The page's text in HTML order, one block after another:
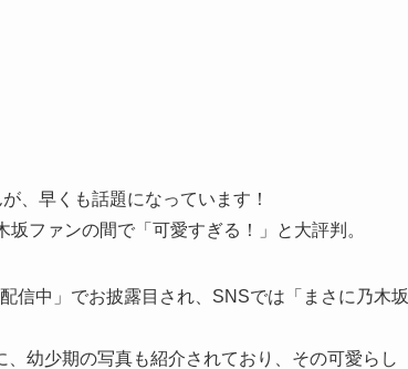
が、早くも話題になっています！
ファンの間で「可愛すぎる！」と大評判。
信中」でお披露目され、SNSでは「まさに乃木坂
幼少期の写真も紹介されており、その可愛らし